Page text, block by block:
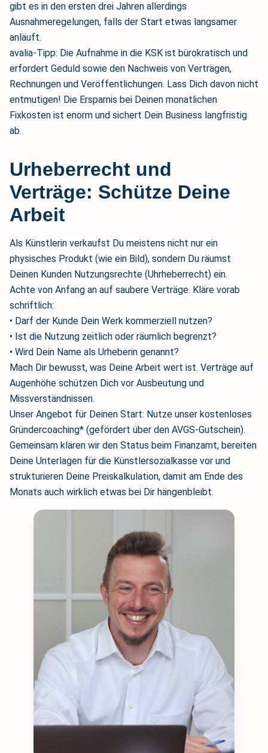
gibt es in den ersten drei Jahren allerdings
Ausnahmeregelungen, falls der Start etwas langsamer
anläuft.
avalia-Tipp: Die Aufnahme in die KSK ist bürokratisch und
erfordert Geduld sowie den Nachweis von Verträgen,
Rechnungen und Veröffentlichungen. Lass Dich davon nicht
entmutigen! Die Ersparnis bei Deinen monatlichen
Fixkosten ist enorm und sichert Dein Business langfristig
ab.
Urheberrecht und
Verträge: Schütze Deine
Arbeit
Als Künstlerin verkaufst Du meistens nicht nur ein
physisches Produkt (wie ein Bild), sondern Du räumst
Deinen Kunden Nutzungsrechte (Uhrheberrecht) ein.
Achte von Anfang an auf saubere Verträge. Kläre vorab
schriftlich:
• Darf der Kunde Dein Werk kommerziell nutzen?
• Ist die Nutzung zeitlich oder räumlich begrenzt?
• Wird Dein Name als Urheberin genannt?
Mach Dir bewusst, was Deine Arbeit wert ist. Verträge auf
Augenhöhe schützen Dich vor Ausbeutung und
Missverständnissen.
Unser Angebot für Deinen Start: Nutze unser kostenloses
Gründercoaching* (gefördert über den AVGS-Gutschein).
Gemeinsam klären wir den Status beim Finanzamt, bereiten
Deine Unterlagen für die Künstlersozialkasse vor und
strukturieren Deine Preiskalkulation, damit am Ende des
Monats auch wirklich etwas bei Dir hängenbleibt.